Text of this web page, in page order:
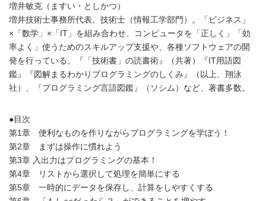
増井敏克（ますい・としかつ）
増井技術士事務所代表。技術士（情報工学部門）。「ビジネス」
×「数学」×「IT」を組み合わせ、コンピュータを「正しく」「効
率よく」使うためのスキルアップ支援や、各種ソフトウェアの開
発を行っている。『「技術書」の読書術』（共著）『IT用語図
鑑』『図解まるわかりプログラミングのしくみ』（以上、翔泳
社）、『プログラミング言語図鑑』（ソシム）など、著書多数。
●目次
第1章 便利なものを作りながらプログラミングを学ぼう！
第2章 まずは操作に慣れよう
第3章 入出力はプログラミングの基本！
第4章 リストから選択して処理を簡単にする
第5章 一時的にデータを保存し、計算をしやすくする